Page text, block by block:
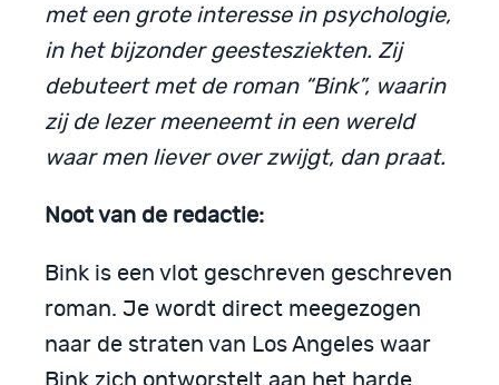
met een grote interesse in psychologie,
in het bijzonder geestesziekten. Zij
debuteert met de roman “Bink”, waarin
zij de lezer meeneemt in een wereld
waar men liever over zwijgt, dan praat.
Noot van de redactie:
Bink is een vlot geschreven geschreven
roman. Je wordt direct meegezogen
naar de straten van Los Angeles waar
Bink zich ontworstelt aan het harde